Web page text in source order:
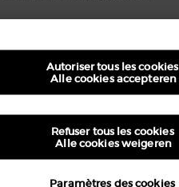
OPTIONS D'ACHAT € - BE
Paramètres des cookies
Refuser tous les cookies
Alle cookies weigeren
Autoriser tous les cookies
Alle cookies accepteren